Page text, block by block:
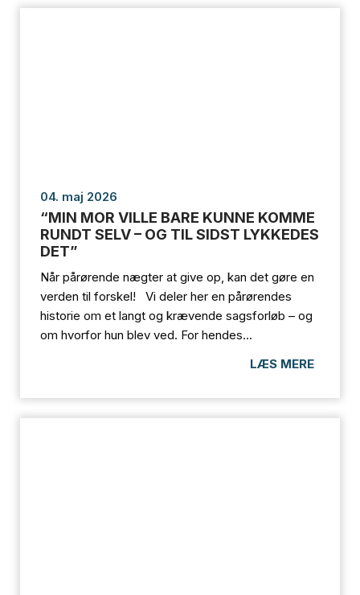
04. maj 2026
“MIN MOR VILLE BARE KUNNE KOMME
RUNDT SELV – OG TIL SIDST LYKKEDES
DET”
Når pårørende nægter at give op, kan det gøre en
verden til forskel! Vi deler her en pårørendes
historie om et langt og krævende sagsforløb – og
om hvorfor hun blev ved. For hendes...
LÆS MERE